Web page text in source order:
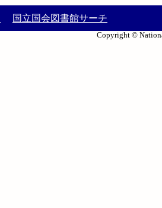
国立国会図書館サーチ
Copyright ©